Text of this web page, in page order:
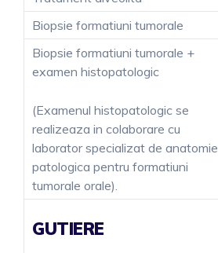
Biopsie formatiuni tumorale
Biopsie formatiuni tumorale +
examen histopatologic
(Examenul histopatologic se
realizeaza in colaborare cu
laborator specializat de anatomie
patologica pentru formatiuni
tumorale orale).
GUTIERE